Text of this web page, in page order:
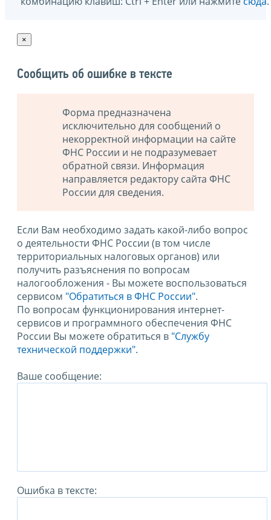
×
Сообщить об ошибке в тексте
Форма предназначена
исключительно для сообщений о
некорректной информации на сайте
ФНС России и не подразумевает
обратной связи. Информация
направляется редактору сайта ФНС
России для сведения.
Если Вам необходимо задать какой-либо вопрос
о деятельности ФНС России (в том числе
территориальных налоговых органов) или
получить разъяснения по вопросам
налогообложения - Вы можете воспользоваться
сервисом "Обратиться в ФНС России".
По вопросам функционирования интернет-
сервисов и программного обеспечения ФНС
России Вы можете обратиться в "Службу
технической поддержки".
Ваше сообщение:
Ошибка в тексте: